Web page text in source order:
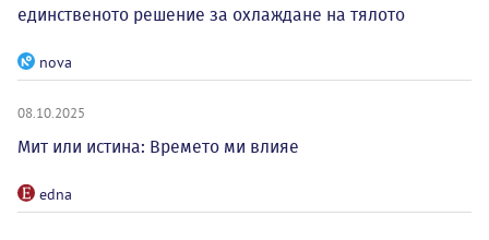
единственото решение за охлаждане на тялото
nova
08.10.2025
Мит или истина: Времето ми влияе
edna